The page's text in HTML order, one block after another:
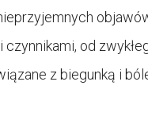
od
z biegunką i